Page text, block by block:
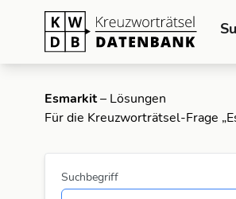
Esmarkit– Lösungen
Für die Kreuzworträtsel-Frage
Suchbegriff